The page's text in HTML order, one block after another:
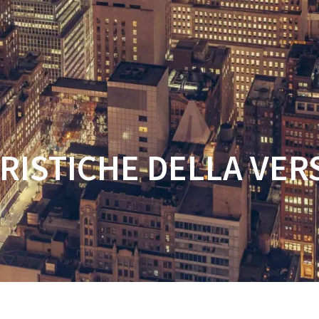
CASA NEGOZIO CARATTERISTICHE
DELLA